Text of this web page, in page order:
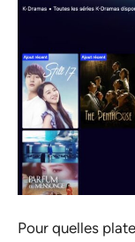
Pour quelles